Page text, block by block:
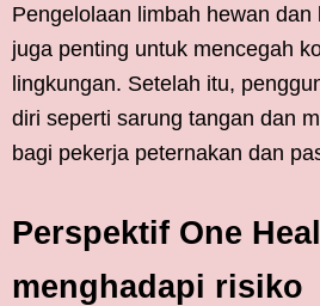
Pengelolaan limbah hewan dan
juga penting untuk mencegah
lingkungan. Setelah itu,
diri seperti sarung tangan dan
bagi pekerja peternakan dan
Perspektif One
menghadapi risiko